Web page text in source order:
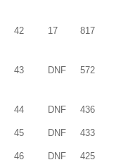
42 17 817
43 DNF 572
44 DNF 436
45 DNF 433
46 DNF 425